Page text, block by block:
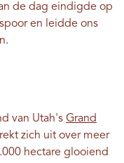
de dag eindigde op
en leidde ons
van Utah's Grand
zich uit over meer
hectare glooiend